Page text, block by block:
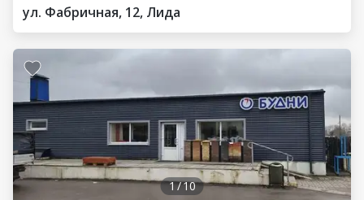
ул. Фабричная, 12, Лида
1/10